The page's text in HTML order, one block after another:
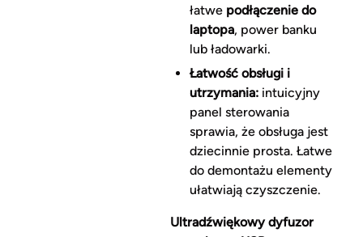
łatwe podłączenie do
laptopa, power banku
lub ładowarki.
Łatwość obsługi i
utrzymania:intuicyjny
panel sterowania
sprawia, że obsługa jest
dziecinnie prosta. Łatwe
do demontażu elementy
ułatwiają czyszczenie.
Ultradźwiękowy dyfuzor